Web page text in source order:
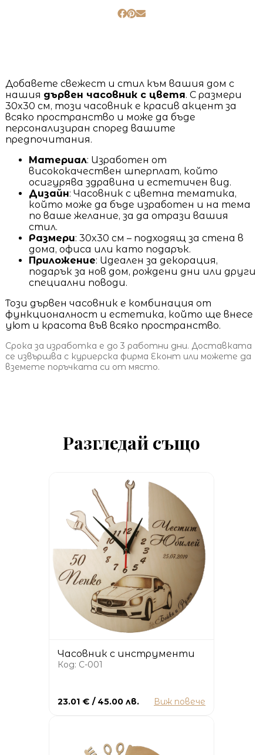
Добавете свежест и стил към вашия дом с
нашия дървен часовник с цветя. С размери
30x30 см, този часовник е красив акцент за
всяко пространство и може да бъде
персонализиран според вашите
предпочитания.
Материал: Изработен от
висококачествен шперплат, който
осигурява здравина и естетичен вид.
Дизайн: Часовник с цветна тематика,
който може да бъде изработен и на тема
по ваше желание, за да отрази вашия
стил.
Размери: 30x30 см – подходящ за стена в
дома, офиса или като подарък.
Приложение: Идеален за декорация,
подарък за нов дом, рождени дни или други
специални поводи.
Този дървен часовник е комбинация от
функционалност и естетика, който ще внесе
уют и красота във всяко пространство.
Срока за изработка е до 3 работни дни. Доставката
се извършва с куриерска фирма Еконт или можете да
вземете поръчката си от място.
Разгледай също
Часовник с инструменти
Код: C-001
23.01 € / 45.00 лв. Виж повече